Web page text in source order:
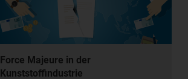
Force Majeure in der
Kunststoffindustrie